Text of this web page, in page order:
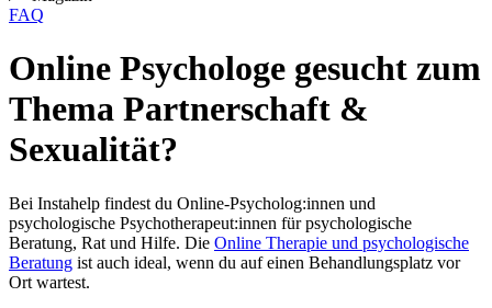
FAQ
Online Psychologe gesucht zum
Thema Partnerschaft &
Sexualität?
Bei Instahelp findest du Online-Psycholog:innen und
psychologische Psychotherapeut:innen für psychologische
Beratung, Rat und Hilfe. Die Online Therapie und psychologische
Beratung ist auch ideal, wenn du auf einen Behandlungsplatz vor
Ort wartest.